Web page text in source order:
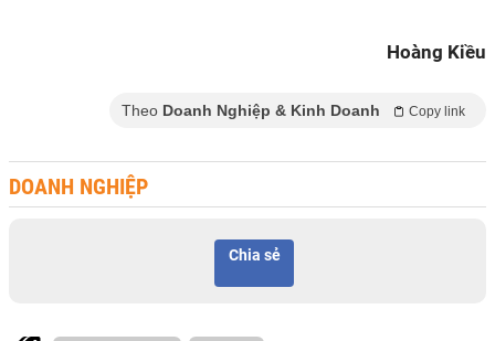
Hoàng Kiều
Theo Doanh Nghiệp & Kinh Doanh Copy link
DOANH NGHIỆP
Chia sẻ